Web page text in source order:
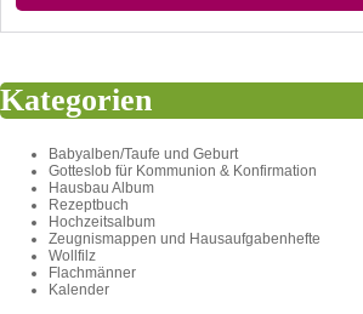
Kategorien
Babyalben/Taufe und Geburt
Gotteslob für Kommunion & Konfirmation
Hausbau Album
Rezeptbuch
Hochzeitsalbum
Zeugnismappen und Hausaufgabenhefte
Wollfilz
Flachmänner
Kalender